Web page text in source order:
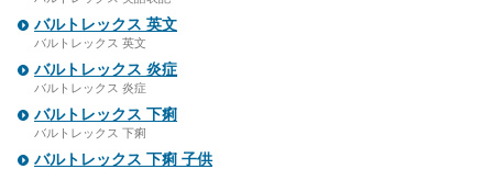
バルトレックス 英文
バルトレックス 英文
バルトレックス 炎症
バルトレックス 炎症
バルトレックス 下痢
バルトレックス 下痢
バルトレックス 下痢 子供